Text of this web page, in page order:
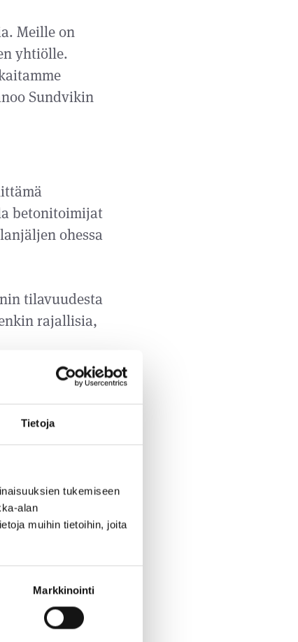
Tietoja
tukemiseen
alan
muihin tietoihin, joita
Markkinointi
Meille on
yhtiölle.
Sundvikin
betonitoimijat
ohessa
tilavuudesta
rajallisia,
tarpeisiin
paranee,
vähentää,
vauhdilla
euroa,